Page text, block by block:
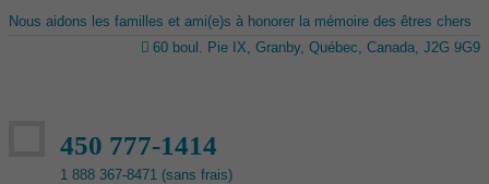
Nous aidons les familles et ami(e)s à honorer la mémoire des êtres chers
60 boul. Pie IX, Granby, Québec, Canada, J2G 9G9
450 777-1414
1 888 367-8471 (sans frais)